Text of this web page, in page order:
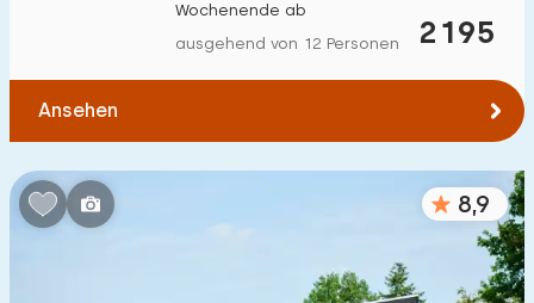
2195
Wochenende ab
ausgehend von 12 Personen
Ansehen
8,9